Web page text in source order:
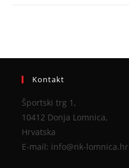
Kontakt
Športski trg 1,
10412 Donja Lomnica,
Hrvatska
E-mail: info@nk-lomnica.hr